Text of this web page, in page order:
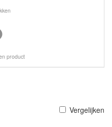
product
Vergelijken